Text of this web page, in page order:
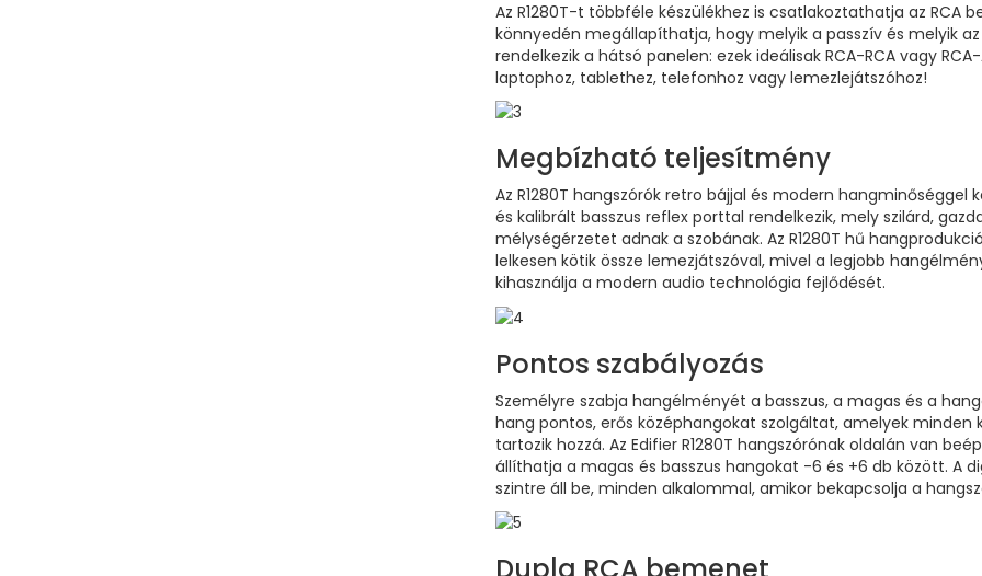
Az R1280T-t többféle készülékhez is csatlakoztathatja az
könnyedén megállapíthatja, hogy melyik a passzív és melyik
rendelkezik a hátsó panelen: ezek ideálisak RCA-RCA vagy
laptophoz, tablethez, telefonhoz vagy lemezlejátszóhoz!
Megbízható teljesítmény
Az R1280T hangszórók retro bájjal és modern
és kalibrált basszus reflex porttal rendelkezik, mely szilárd,
mélységérzetet adnak a szobának. Az R1280T hű
lelkesen kötik össze lemezjátszóval, mivel a legjobb
kihasználja a modern audio technológia fejlődését.
Pontos szabályozás
Személyre szabja hangélményét a basszus, a magas és a
hang pontos, erős középhangokat szolgáltat, amelyek minden
tartozik hozzá. Az Edifier R1280T hangszórónak oldalán van
állíthatja a magas és basszus hangokat -6 és +6 db között. A
szintre áll be, minden alkalommal, amikor bekapcsolja a
Dupla RCA bemenet